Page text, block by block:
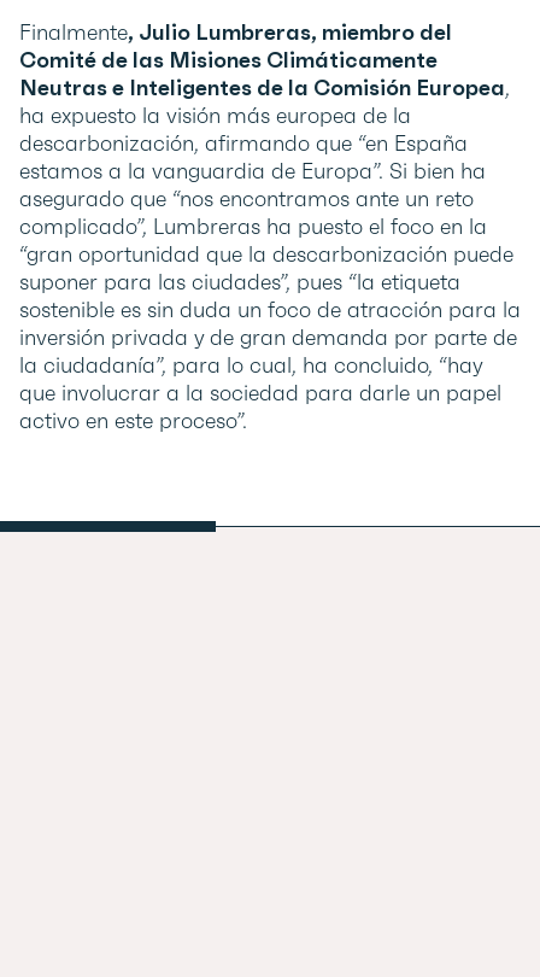
Finalmente, Julio Lumbreras, miembro del
Comité de las Misiones Climáticamente
Neutras e Inteligentes de la Comisión Europea,
ha expuesto la visión más europea de la
descarbonización, afirmando que “en España
estamos a la vanguardia de Europa”. Si bien ha
asegurado que “nos encontramos ante un reto
complicado”, Lumbreras ha puesto el foco en la
“gran oportunidad que la descarbonización puede
suponer para las ciudades”, pues “la etiqueta
sostenible es sin duda un foco de atracción para la
inversión privada y de gran demanda por parte de
la ciudadanía”, para lo cual, ha concluido, “hay
que involucrar a la sociedad para darle un papel
activo en este proceso”.